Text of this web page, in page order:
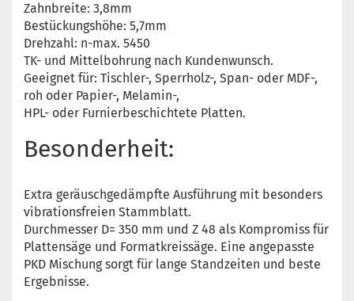
Zahnbreite: 3,8mm
Bestückungshöhe: 5,7mm
Drehzahl: n-max. 5450
TK- und Mittelbohrung nach Kundenwunsch.
Geeignet für: Tischler-, Sperrholz-, Span- oder MDF-,
roh oder Papier-, Melamin-,
HPL- oder Furnierbeschichtete Platten.
Besonderheit:
Extra geräuschgedämpfte Ausführung mit besonders
vibrationsfreien Stammblatt.
Durchmesser D= 350 mm und Z 48 als Kompromiss für
Plattensäge und Formatkreissäge. Eine angepasste
PKD Mischung sorgt für lange Standzeiten und beste
Ergebnisse.